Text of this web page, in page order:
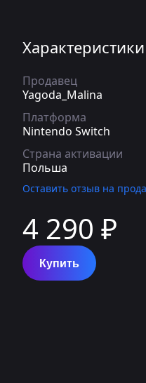
Характеристики
Продавец
Yagoda_Malina
Платформа
Nintendo Switch
Страна активации
Польша
Оставить отзыв на
4 290 ₽
Купить